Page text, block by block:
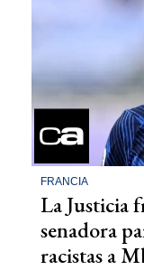
FRANCIA
La Justicia
senadora
racistas a